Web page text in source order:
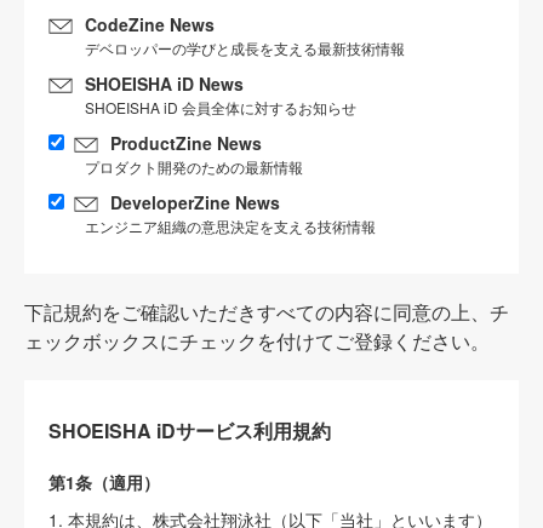
CodeZine News
デベロッパーの学びと成長を支える最新技術情報
SHOEISHA iD News
SHOEISHA iD 会員全体に対するお知らせ
ProductZine News
プロダクト開発のための最新情報
DeveloperZine News
エンジニア組織の意思決定を支える技術情報
下記規約をご確認いただきすべての内容に同意の上、チ
ェックボックスにチェックを付けてご登録ください。
SHOEISHA iDサービス利用規約
第1条（適用）
1. 本規約は、株式会社翔泳社（以下「当社」といいます）